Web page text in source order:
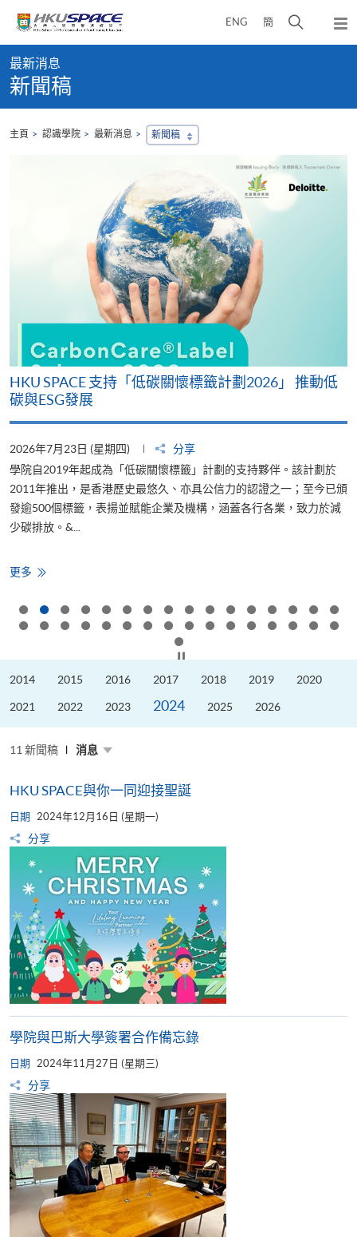
content
ENG 簡
開
彈
出
content
start
最新消息
新聞稿
主頁 認識學院 最新消息 新聞稿
HKU SPACE 支持「低碳關懷標籤計劃2026」 推動低
碳與ESG發展
2026年7月23日 (星期四)
分享
學院自2019年起成為「低碳關懷標籤」計劃的支持夥伴。該計劃於
2011年推出，是香港歷史最悠久、亦具公信力的認證之一；至今已頒
發逾500個標籤，表揚並賦能企業及機構，涵蓋各行各業，致力於減
少碳排放。&...
更多 HKU
SPACE
持
「低
碳
標
計
2026」
動
碳
發
展
2014 2015 2016 2017 2018 2019 2020
2021 2022 2023 2024 2025 2026
11 新聞稿 消息
HKU SPACE與你一同迎接聖誕
日期 2024年12月16日 (星期一)
分享
學院與巴斯大學簽署合作備忘錄
日期 2024年11月27日 (星期三)
分享